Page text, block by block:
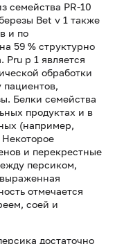
семейства PR-10
Bet v 1 также
и по
59 % структурно
p 1 является
обработки
Белки семейства
продуктах и в
(например,
Некоторое
и перекрестные
персиком,
отмечается
соей и
достаточно